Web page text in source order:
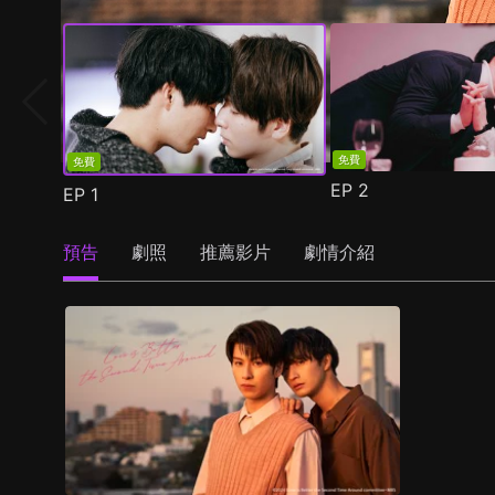
免費
EP 1
免費
EP 2
預告 劇照 推薦影片 劇情介紹